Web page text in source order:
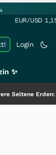
EUR/USD
Login
✨
Entsteht